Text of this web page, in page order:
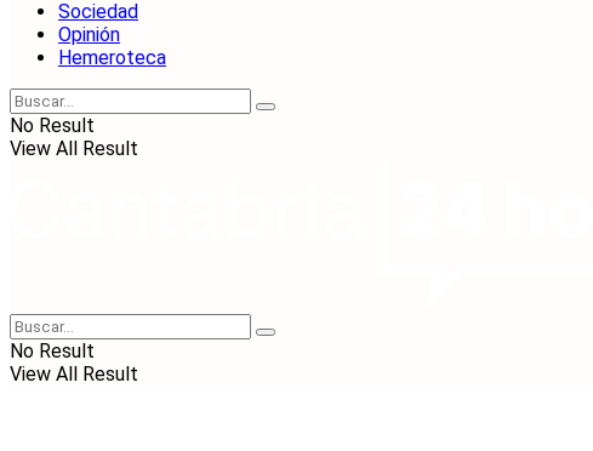
Sociedad
Opinión
Hemeroteca
No Result
View All Result
No Result
View All Result